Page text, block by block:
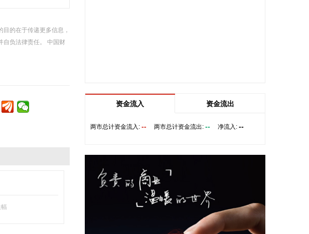
的在于传递更多信息，
自负法律责任。 中国财
商城项目。公司将依托一站式政企数字化采购服务平
①金河生物：2025年度以简易程序向特定对象发行股
票申请获证监会同意注册批复。 ②东方锆业：向特定
对象发行股票申请获深交所受理。
资金流入 资金流出
两市总计资金流入: -- 两市总计资金流出: -- 净流入: --